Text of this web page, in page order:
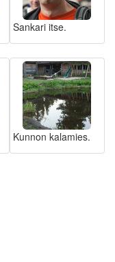
Sankari itse.
Kunnon kalamies.